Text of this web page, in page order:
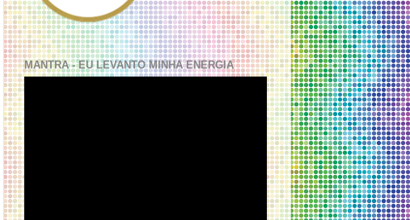
MANTRA - EU LEVANTO MINHA ENERGIA